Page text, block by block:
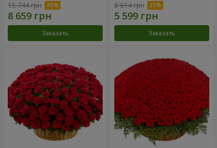
15 744 грн
Заказать
8 614 грн
Заказать